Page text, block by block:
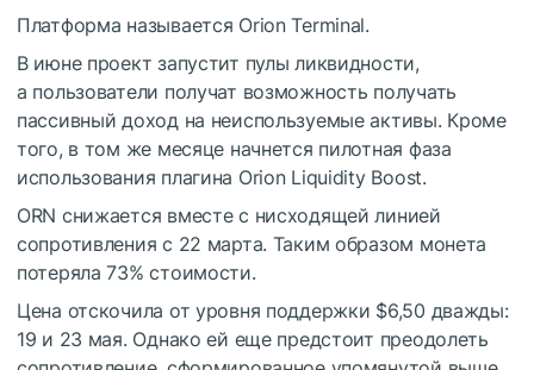
Платформа называется Orion Terminal.
В июне проект запустит пулы ликвидности,
а пользователи получат возможность получать
пассивный доход на неиспользуемые активы. Кроме
того, в том же месяце начнется пилотная фаза
использования плагина Orion Liquidity Boost.
ORN снижается вместе с нисходящей линией
сопротивления с 22 марта. Таким образом монета
потеряла 73% стоимости.
Цена отскочила от уровня поддержки $6,50 дважды:
19 и 23 мая. Однако ей еще предстоит преодолеть